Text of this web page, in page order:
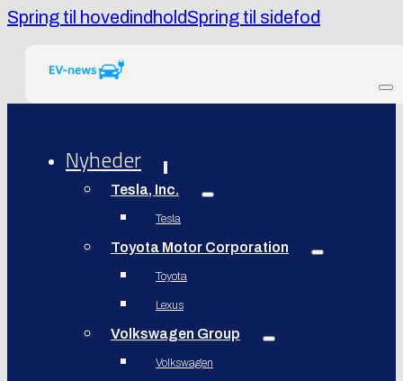
Spring til hovedindholdSpring til sidefod
Nyheder
Tesla, Inc.
Tesla
Toyota Motor Corporation
Toyota
Lexus
Volkswagen Group
Volkswagen